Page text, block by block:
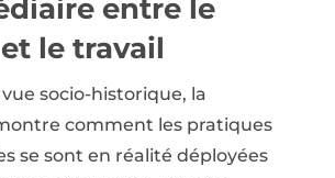
entre le
le travail
socio-historique, la
comment les pratiques
se sont en réalité déployées